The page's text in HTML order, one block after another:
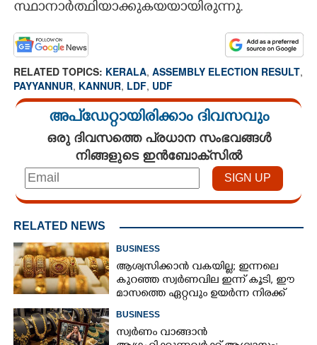
സ്ഥാനാര്‍ത്ഥിയാക്കുകയയായിരുന്നു.
RELATED TOPICS: KERALA, ASSEMBLY ELECTION RESULT,
PAYYANNUR, KANNUR, LDF, UDF
അപ്ഡേറ്റായിരിക്കാം ദിവസവും
ഒരു ദിവസത്തെ പ്രധാന സംഭവങ്ങൾ
നിങ്ങളുടെ ഇൻബോക്സിൽ
RELATED NEWS
BUSINESS
ആശ്വസിക്കാൻ വകയില്ല; ഇന്നലെ
കുറഞ്ഞ സ്വർണവില ഇന്ന് കൂടി, ഈ
മാസത്തെ ഏറ്റവും ഉയർന്ന നിരക്ക്
BUSINESS
സ്വർണം വാങ്ങാൻ